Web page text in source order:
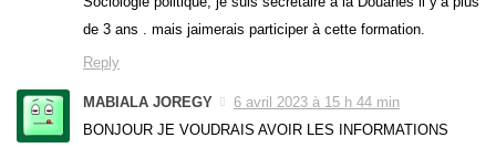
de 3 ans . mais jaimerais participer à cette formation.
Reply
MABIALA JOREGY
6 avril 2023 à 15 h 44 min
BONJOUR JE VOUDRAIS AVOIR LES INFORMATIONS